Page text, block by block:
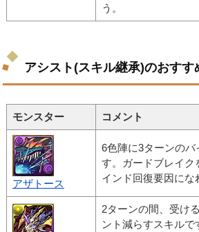
う。
アシスト(スキル継承)のおすす
モンスター コメント
アザトース
6色陣に3ターンのバ
す。ガードブレイク
インド回復要因にな
2ターンの間、受け
ント減らすスキル